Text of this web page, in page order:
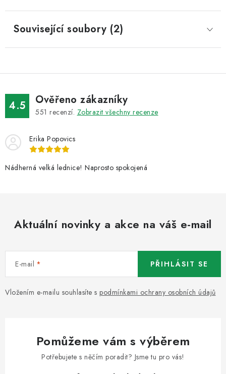
Související soubory (2)
4.5 Ověřeno zákazníky
551 recenzí. Zobrazit všechny recenze
Erika Popovics
Nádherná velká lednice! Naprosto spokojená
Aktuální novinky a akce na váš e-mail
E-mail
Vložením e-mailu souhlasíte s podmínkami ochrany osobních údajů
PŘIHLÁSIT SE
Pomůžeme vám s výběrem
Potřebujete s něčím poradit? Jsme tu pro vás!